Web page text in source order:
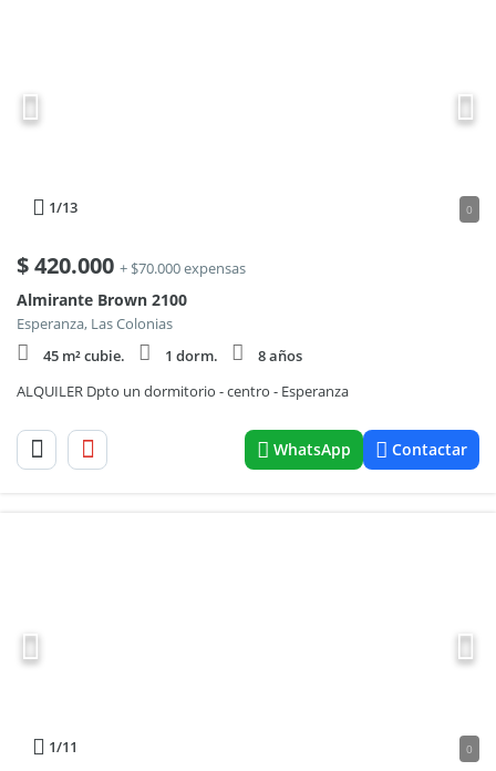
1/13 0
$420.000 + $70.000 expensas
Almirante Brown 2100
Esperanza, Las Colonias
45 m² cubie.
1 dorm.
8 años
ALQUILER Dpto un dormitorio - centro - Esperanza
WhatsApp Contactar
1/11 0